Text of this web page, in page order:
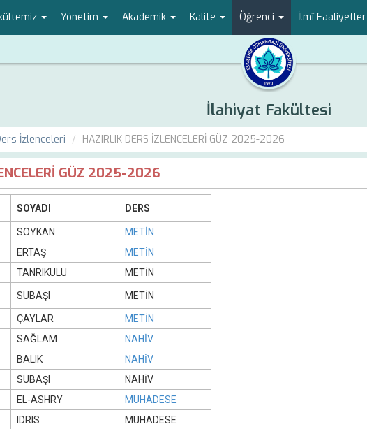
Yönetim Akademik Kalite Öğrenci İlmî Faaliyetler
İlahiyat Fakültesi
İzlenceleri HAZIRLIK DERS İZLENCELERİ GÜZ 2025-2026
GÜZ 2025-2026
SOYADI DERS
SOYKAN
METİN
ERTAŞ
METİN
TANRIKULU METİN
SUBAŞI METİN
ÇAYLAR
METİN
SAĞLAM
NAHİV
BALIK
NAHİV
SUBAŞI
NAHİV
EL-ASHRY
MUHADESE
IDRIS
MUHADESE